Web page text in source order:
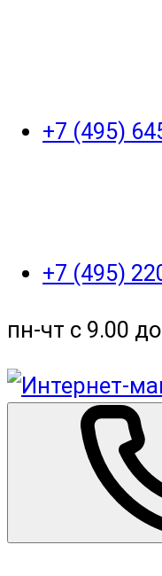
+7 (495)
+7 (495)
пн-чт с 9.00